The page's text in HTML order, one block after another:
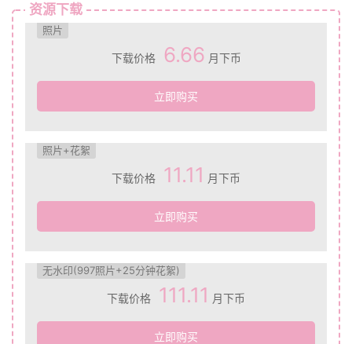
资源下载
照片
下载价格 6.66 月下币
立即购买
照片+花絮
下载价格 11.11 月下币
立即购买
无水印(997照片+25分钟花絮)
下载价格 111.11 月下币
立即购买